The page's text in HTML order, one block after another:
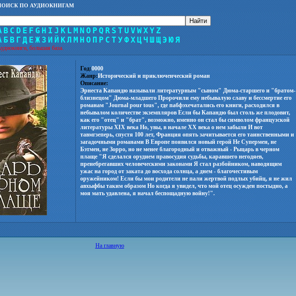
ПО АУДИОКНИГАМ
B C D E F G H I J K L M N O P Q R S T U V WXYZ
Б В Г Д Е Ж З И Й КЛ М Н О П Р С Т УФХ ЦЧ Ш Щ Э ЮЯ
большая база.
Год:0000
Жанр:Исторический и приключенческий роман
Описание:
Эрнеста Капандю называли литературным "сыном" Дюма-старшего и "братом-
близнецом" Дюма-младшего Пророчили ему небывалую славу и бессмертие его
романам "Journal pour tous", где пабфэхечатались его книги, расходился в
небывалом количестве экземпляров Если бы Капандю был столь же плодовит,
как его "отец" и "брат", возможно, именно он стал бы символом французской
литературы XIX века Но, увы, в начале ХХ века о нем забыли И вот
тавмгзеперь, спустя 100 лет, Франция опять зачитывается его таинственными и
загадочными романами В Европе появился новый герой Не Супермен, не
Бэтмен, не Зорро, но не менее благородный и отважный - Рыцарь в черном
плаще "Я сделался орудием правосудия судьбы, каравшего негодяев,
пренебрегавших человеческими законами Я стал разбойником, наводящим
ужас на город от заката до восхода солнца, а днем - благочестивым
оружейником! Если бы мои родители не пали жертвой подлых убийц, я не жил
авхыфбы таким образом Но когда я увидел, что мой отец осужден постыдно, а
моя мать удавлена, я начал беспощадную войну!".
На главную